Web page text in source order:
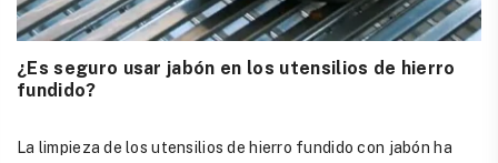
¿Es seguro usar jabón en los utensilios de hierro
fundido?
La limpieza de los utensilios de hierro fundido con jabón ha